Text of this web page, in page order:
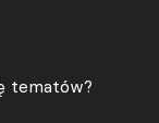
tematów?